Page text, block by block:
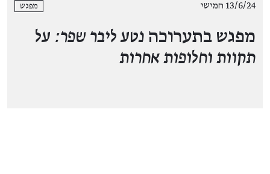
13/6/24 חמישי מפגש
מפגש בתערוכה נטע ליבר שפר: על
תקוות וחלופות אחרות